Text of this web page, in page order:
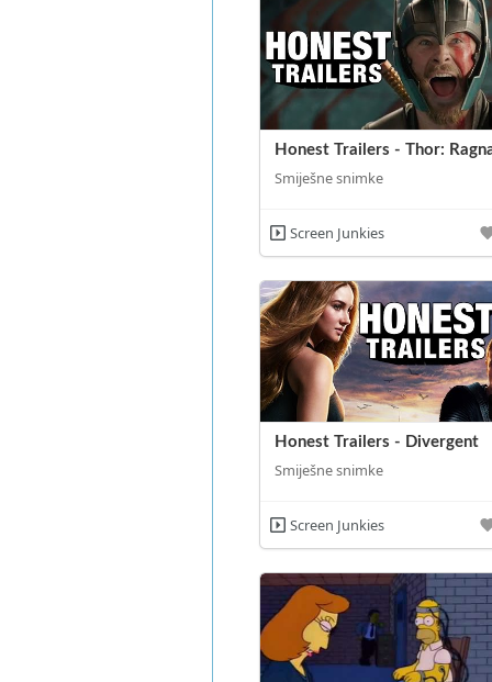
Honest Trailers - Thor:
Smiješne snimke
Screen Junkies
Honest Trailers - Divergent
Smiješne snimke
Screen Junkies